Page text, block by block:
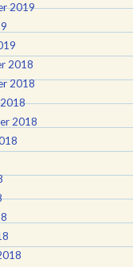
2019
2018
2018
2018